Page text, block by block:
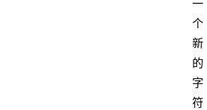
一
个
新
的
字
符